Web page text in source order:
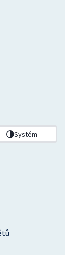
Systém